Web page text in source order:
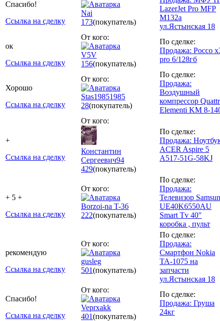
Спасибо!
Ссылка на сделку
Nai
173(покупатель)
LazerJet Pro MFP
M132a
ул.Ястынская 18
ок
Ссылка на сделку
От кого:
V5V
156(покупатель)
По сделке:
Продажа: Pocco
pro 6/128гб
Хорошо
Ссылка на сделку
От кого:
Stas19851985
28(покупатель)
По сделке:
Продажа:
Воздушный
компрессор
Elementi KM 8-
+
Ссылка на сделку
От кого:
Константин
Сергеевич94
429(покупатель)
По сделке:
Продажа:
ACER Aspire 5
A517-51G-58KJ
+ 5 +
Ссылка на сделку
От кого:
Borzoi-na T-36
222(покупатель)
По сделке:
Продажа:
Телевизор
UE40K6550AU
Smart Tv 40"
коробка , пульт
рекомендую
Ссылка на сделку
От кого:
gusleg
501(покупатель)
По сделке:
Продажа:
Смартфон Nokia
TA-1075 на
запчасти
ул.Ястынская 18
Спасибо!
Ссылка на сделку
От кого:
Veprxakk
401(покупатель)
По сделке:
Продажа: Груша
24кг